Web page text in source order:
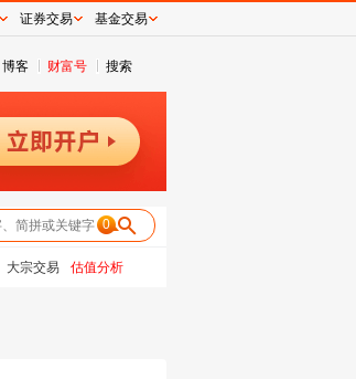
博客 财富号 搜索
0
大宗交易 估值分析
证券交易 基金交易